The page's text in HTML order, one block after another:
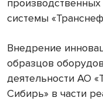
системы
Внедрение
образцов
деятельности АО
Сибирь» в части